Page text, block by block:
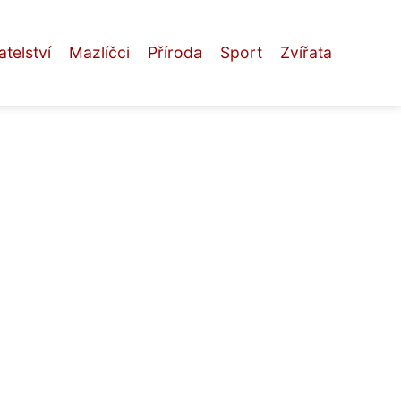
Mazlíčci Příroda Sport Zvířata